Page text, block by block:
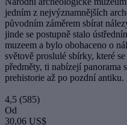
jedním z nejvýznamnějších
původním záměrem sbírat
jinde se postupně stalo
muzeem a bylo obohaceno o
světově proslulé sbírky, které
předměty, ti nabízejí panorama
prehistorie až po pozdní antiku.
4,5 (585)
Od
30,06 US$